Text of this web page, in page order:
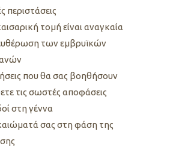
περιστάσεις
τομή είναι αναγκαία
των εμβρυϊκών
που θα σας βοηθήσουν
τις σωστές αποφάσεις
στη γέννα
σας στη φάση της